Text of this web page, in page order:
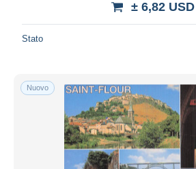
± 6,82 USD
Stato
Nuovo